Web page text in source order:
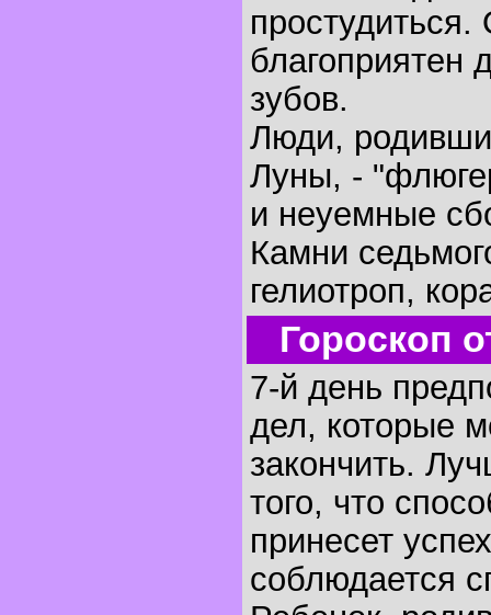
благоприятен
зубов.
Люди,
Луны, -
и неуемные
Камни
гелиотроп,
Гороскоп
7-й день
дел, которые
закончить.
того, что
принесет
соблюдается